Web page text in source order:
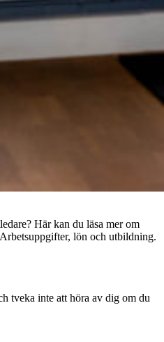
Här kan du läsa mer om
lön och utbildning.
tveka inte att höra av dig om du